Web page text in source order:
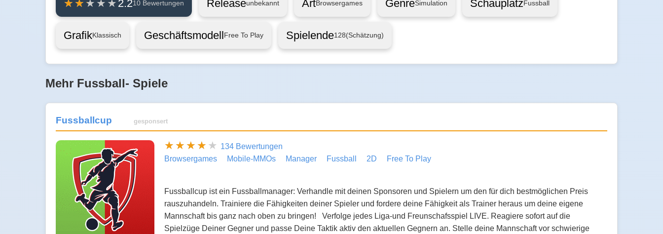
2.210 Bewertungen Releaseunbekannt ArtBrowsergames GenreSimulation SchauplatzFussball
GrafikKlassisch GeschäftsmodellFree To Play Spielende128(Schätzung)
Mehr Fussball- Spiele
Fussballcup gesponsert
134 Bewertungen
Browsergames
Mobile-MMOs Manager Fussball 2D Free To Play
Fussballcup ist ein Fussballmanager: Verhandle mit deinen Sponsoren und Spielern um den für dich bestmöglichen Preis
rauszuhandeln. Trainiere die Fähigkeiten deiner Spieler und fordere deine Fähigkeit als Trainer heraus um deine eigene
Mannschaft bis ganz nach oben zu bringen! Verfolge jedes Liga-und Freunschafsspiel LIVE. Reagiere sofort auf die
Spielzüge Deiner Gegner und passe Deine Taktik aktiv den aktuellen Gegnern an. Stelle deine Mannschaft vor schwierige